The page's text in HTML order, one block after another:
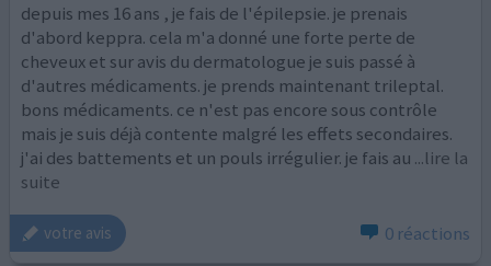
depuis mes 16 ans , je fais de l'épilepsie. je prenais
d'abord keppra. cela m'a donné une forte perte de
cheveux et sur avis du dermatologue je suis passé à
d'autres médicaments. je prends maintenant trileptal.
bons médicaments. ce n'est pas encore sous contrôle
mais je suis déjà contente malgré les effets secondaires.
j'ai des battements et un pouls irrégulier. je fais au ...lire la
suite
votre avis 0 réactions